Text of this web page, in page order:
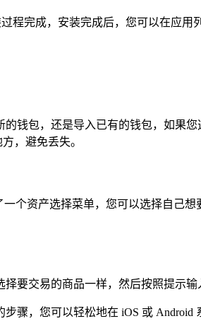
完成，安装完成后，您可以在应用
钱包，还是导入已有的钱包，如果
，避免丢失。
个资产选择菜单，您可以选择自己
要交易的商品一样，然后按照提示
骤，您可以轻松地在 iOS 或